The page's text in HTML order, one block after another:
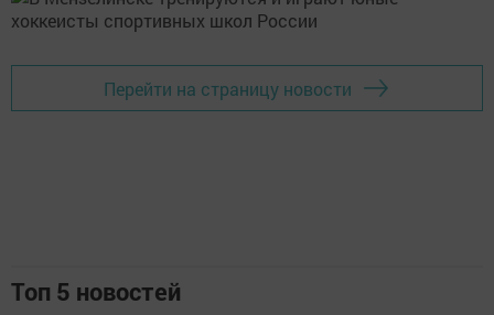
Перейти на страницу новости
Топ 5 новостей